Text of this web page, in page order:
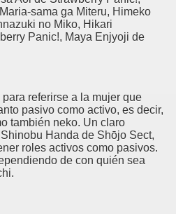
sama ga Miteru, Himeko
no Miko, Hikari
Panic!, Maya Enjyoji de
referirse a la mujer que
pasivo como activo, es decir,
también neko. Un claro
Handa de Shōjo Sect,
roles activos como pasivos.
de con quién sea